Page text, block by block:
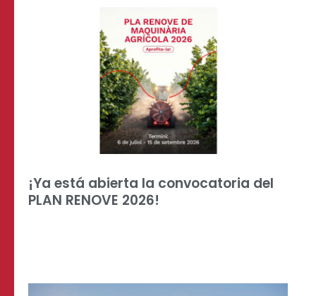
¡Ya está abierta la convocatoria del
PLAN RENOVE 2026!